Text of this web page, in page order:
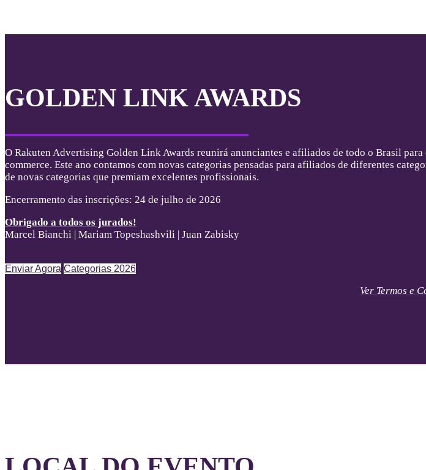
GOLDEN LINK AWARDS
O Rakuten Advertising Golden Link Awards reunirá anunciantes e afiliados de todo o Brasil
commerce. Este ano contamos com novas categorias pensadas para afiliados de diferentes
de novas categorias que premiam excelentes profissionais.
Encerramento das inscrições: 24 de julho de 2026
Obrigado a todos os jurados!
Marcel Bianchi | Mariam Topeshashvili | Juan Zabisky
Enviar Agora Categorias 2026
Ver Termos e